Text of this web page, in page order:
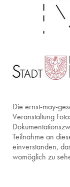
Die ernst-may-
Veranstaltung
Teilnahme an
einverstanden,
womöglich zu